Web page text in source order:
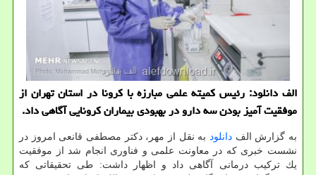
الف دانلود: رئیس كمیته علمی مبارزه با كرونا در استان تهران از
موفقیت آمیز بودن سه دارو در بهبودی بیماران كرونایی آگاهی داد.
به گزارش الف دانلود به نقل از مهر، دكتر مصطفی قانعی امروز در
نشست خبری كه در معاونت علمی و فناوری انجام شد از موفقیت
یك تركیب درمانی آگاهی داد و اظهار داشت: طی تحقیقاتی كه